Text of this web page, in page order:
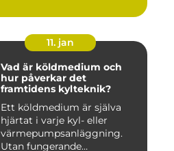
11. jan
Vad är köldmedium och
hur påverkar det
framtidens kylteknik?
Ett köldmedium är själva
hjärtat i varje kyl- eller
värmepumpsanläggning.
Utan fungerande